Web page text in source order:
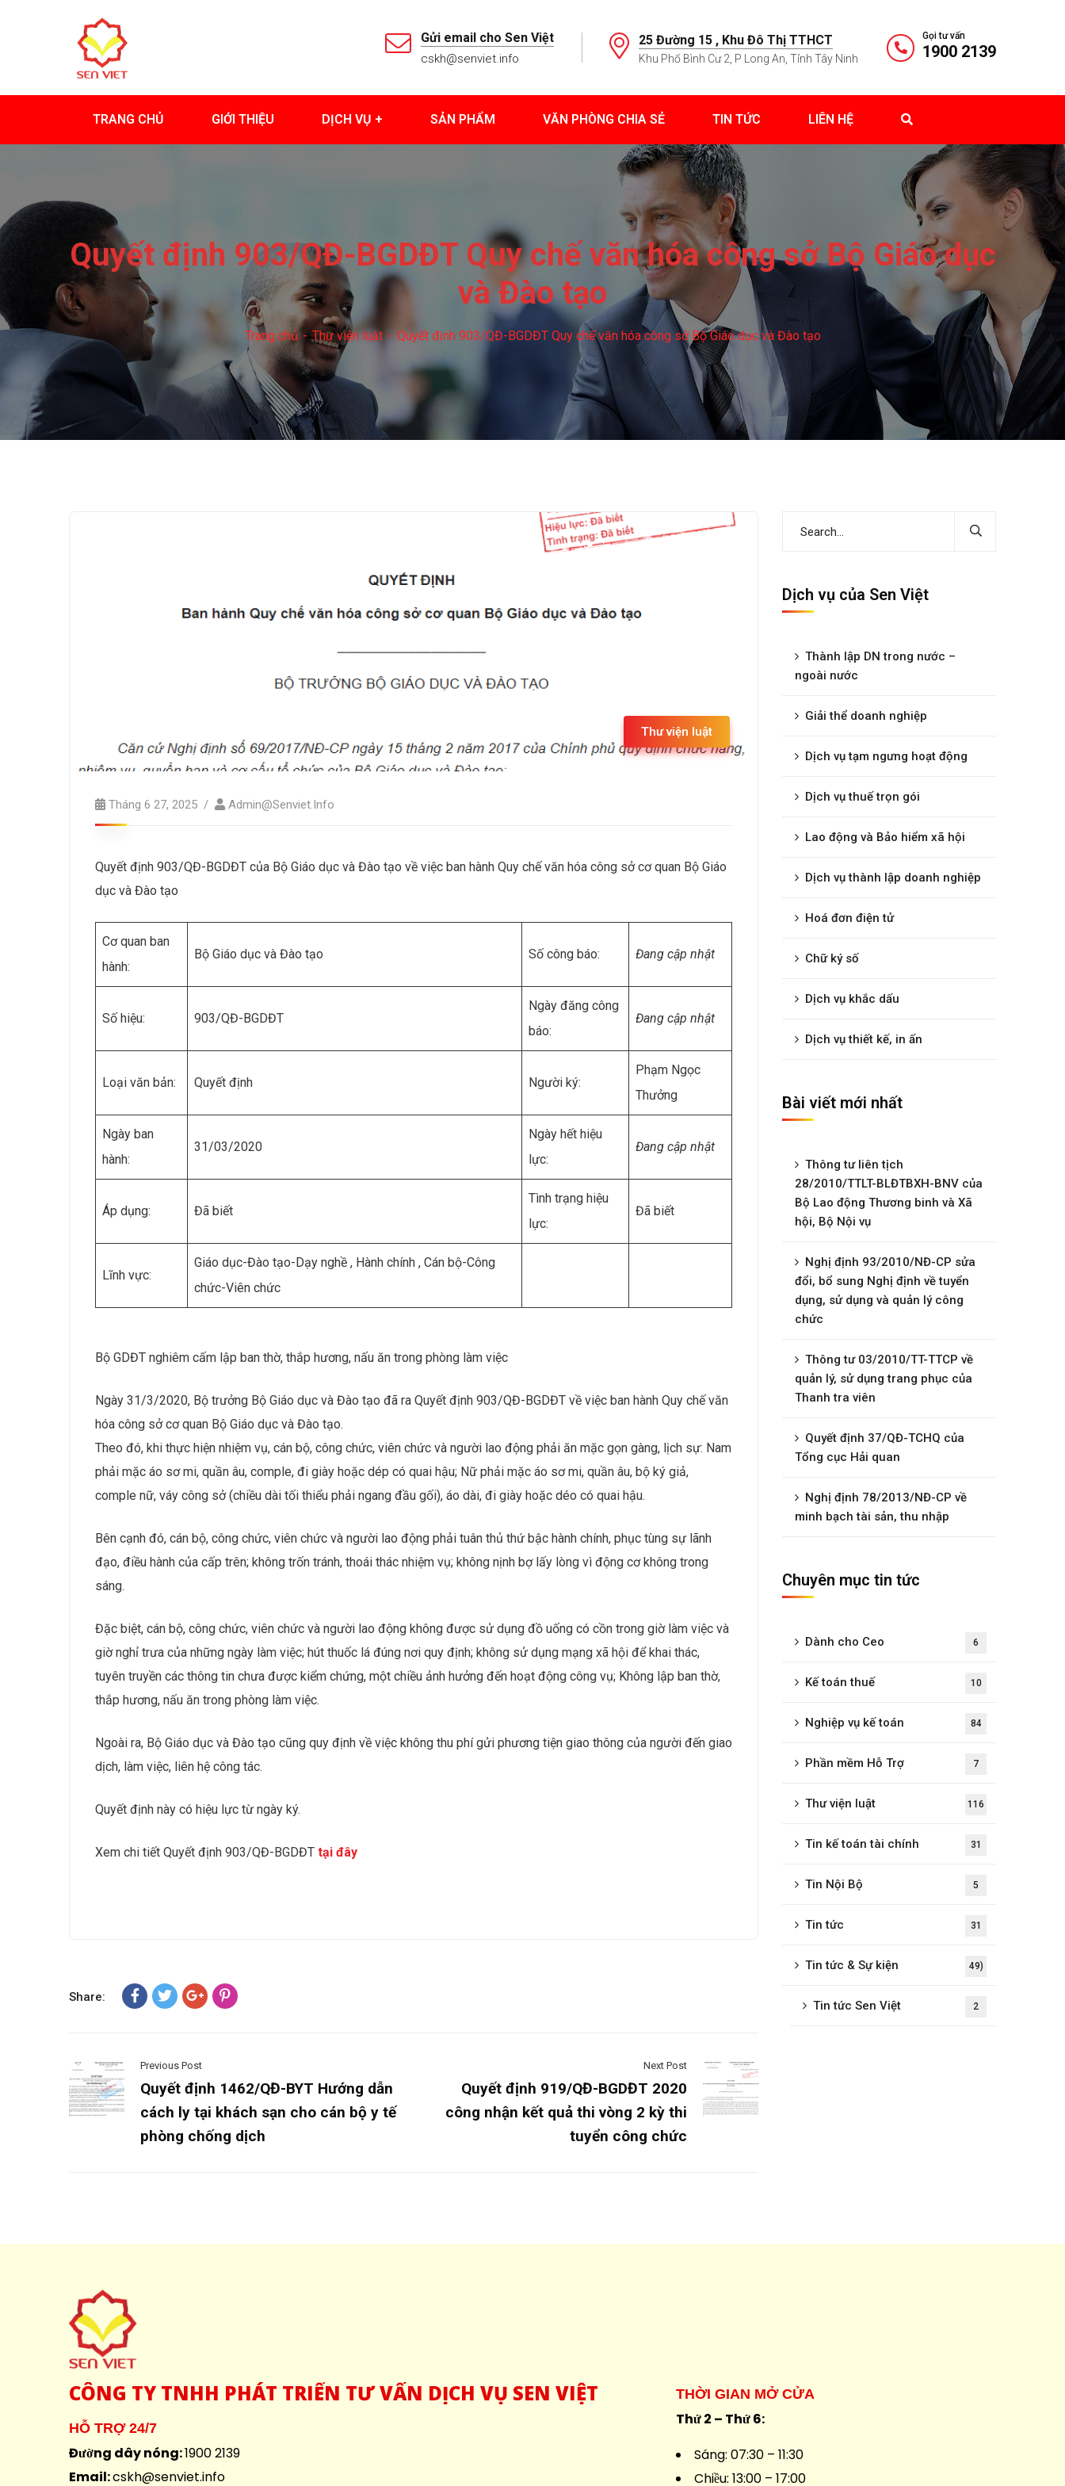
Gửi email cho Sen Việt
cskh@senviet.info
25 Đường 15 , Khu Đô Thị TTHCT
Khu Phố Bình Cư 2, P Long An, Tỉnh Tây Ninh
Gọi tư vấn
1900 2139
TRANG CHỦ GIỚI THIỆU DỊCH VỤ SẢN PHẨM VĂN PHÒNG CHIA SẺ TIN TỨC LIÊN HỆ
Quyết định 903/QĐ-BGDĐT Quy chế văn hóa công sở Bộ Giáo dục
và Đào tạo
Trang chủ Thư viện luật Quyết định 903/QĐ-BGDĐT Quy chế văn hóa công sở Bộ Giáo dục và Đào tạo
Thư viện luật
Tháng 6 27, 2025 Admin@senviet.info
Quyết định 903/QĐ-BGDĐT của Bộ Giáo dục và Đào tạo về việc ban hành Quy chế văn hóa công sở cơ quan Bộ Giáo
dục và Đào tạo
Cơ quan ban
hành:
Bộ Giáo dục và Đào tạo Số công báo: Đang cập nhật
Số hiệu: 903/QĐ-BGDĐT
Ngày đăng công
báo:
Đang cập nhật
Loại văn bản: Quyết định Người ký:
Phạm Ngọc
Thưởng
Ngày ban
hành:
31/03/2020
Ngày hết hiệu
lực:
Đang cập nhật
Áp dụng: Đã biết
Tình trạng hiệu
lực:
Đã biết
Lĩnh vực:
Giáo dục-Đào tạo-Dạy nghề , Hành chính , Cán bộ-Công
chức-Viên chức
Bộ GDĐT nghiêm cấm lập ban thờ, thắp hương, nấu ăn trong phòng làm việc
Ngày 31/3/2020, Bộ trưởng Bộ Giáo dục và Đào tạo đã ra Quyết định 903/QĐ-BGDĐT về việc ban hành Quy chế văn
hóa công sở cơ quan Bộ Giáo dục và Đào tạo.
Theo đó, khi thực hiện nhiệm vụ, cán bộ, công chức, viên chức và người lao động phải ăn mặc gọn gàng, lịch sự: Nam
phải mặc áo sơ mi, quần âu, comple, đi giày hoặc dép có quai hậu; Nữ phải mặc áo sơ mi, quần âu, bộ ký giả,
comple nữ, váy công sở (chiều dài tối thiểu phải ngang đầu gối), áo dài, đi giày hoặc déo có quai hậu.
Bên cạnh đó, cán bộ, công chức, viên chức và người lao động phải tuân thủ thứ bậc hành chính, phục tùng sự lãnh
đạo, điều hành của cấp trên; không trốn tránh, thoái thác nhiệm vụ; không nịnh bợ lấy lòng vì động cơ không trong
sáng.
Đặc biệt, cán bộ, công chức, viên chức và người lao động không được sử dụng đồ uống có cồn trong giờ làm việc và
giờ nghỉ trưa của những ngày làm việc; hút thuốc lá đúng nơi quy định; không sử dụng mạng xã hội để khai thác,
tuyên truyền các thông tin chưa được kiểm chứng, một chiều ảnh hưởng đến hoạt động công vụ; Không lập ban thờ,
thắp hương, nấu ăn trong phòng làm việc.
Ngoài ra, Bộ Giáo dục và Đào tạo cũng quy định về việc không thu phí gửi phương tiện giao thông của người đến giao
dịch, làm việc, liên hệ công tác.
Quyết định này có hiệu lực từ ngày ký.
Xem chi tiết Quyết định 903/QĐ-BGDĐT tại đây
Share:
Previous Post
Quyết định 1462/QĐ-BYT Hướng dẫn
cách ly tại khách sạn cho cán bộ y tế
phòng chống dịch
Next Post
Quyết định 919/QĐ-BGDĐT 2020
công nhận kết quả thi vòng 2 kỳ thi
tuyển công chức
Dịch vụ của Sen Việt
Thành lập DN trong nước –
ngoài nước
Giải thể doanh nghiệp
Dịch vụ tạm ngưng hoạt động
Dịch vụ thuế trọn gói
Lao động và Bảo hiểm xã hội
Dịch vụ thành lập doanh nghiệp
Hoá đơn điện tử
Chữ ký số
Dịch vụ khắc dấu
Dịch vụ thiết kế, in ấn
Bài viết mới nhất
Thông tư liên tịch
28/2010/TTLT-BLĐTBXH-BNV của
Bộ Lao động Thương binh và Xã
hội, Bộ Nội vụ
Nghị định 93/2010/NĐ-CP sửa
đổi, bổ sung Nghị định về tuyển
dụng, sử dụng và quản lý công
chức
Thông tư 03/2010/TT-TTCP về
quản lý, sử dụng trang phục của
Thanh tra viên
Quyết định 37/QĐ-TCHQ của
Tổng cục Hải quan
Nghị định 78/2013/NĐ-CP về
minh bạch tài sản, thu nhập
Chuyên mục tin tức
Dành cho Ceo 6
Kế toán thuế 10
Nghiệp vụ kế toán 84
Phần mềm Hỗ Trợ 7
Thư viện luật 116
Tin kế toán tài chính 31
Tin Nội Bộ 5
Tin tức 31
Tin tức & Sự kiện 49)
Tin tức Sen Việt 2
CÔNG TY TNHH PHÁT TRIỂN TƯ VẤN DỊCH VỤ SEN VIỆT
HỖ TRỢ 24/7
Đường dây nóng:1900 2139
Email:cskh@senviet.info
THỜI GIAN MỞ CỬA
Thứ 2 – Thứ 6:
Sáng: 07:30 – 11:30
Chiều: 13:00 – 17:00